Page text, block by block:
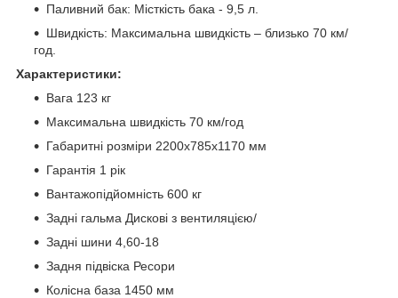
Паливний бак: Місткість бака - 9,5 л.
Швидкість: Максимальна швидкість – близько 70 км/
год.
Характеристики:
Вага 123 кг
Максимальна швидкість 70 км/год
Габаритні розміри 2200х785х1170 мм
Гарантія 1 рік
Вантажопідйомність 600 кг
Задні гальма Дискові з вентиляцією/
Задні шини 4,60-18
Задня підвіска Ресори
Колісна база 1450 мм